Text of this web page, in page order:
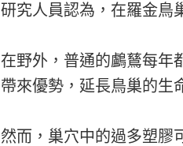
研究人員認為，在羅金鳥
在野外，普通的鸕鶿每年
帶來優勢，延長鳥巢的生
然而，巢穴中的過多塑膠